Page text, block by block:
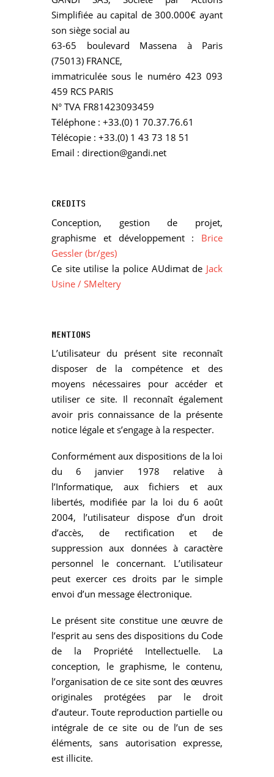
Simplifiée au capital de 300.000€ ayant
son siège social au
63-65 boulevard Massena à Paris
(75013) FRANCE,
immatriculée sous le numéro 423 093
459 RCS PARIS
N° TVA FR81423093459
Téléphone : +33.(0) 1 70.37.76.61
Télécopie : +33.(0) 1 43 73 18 51
Email : direction@gandi.net
CREDITS
Conception, gestion de projet,
graphisme et développement : Brice
Gessler (br/ges)
Ce site utilise la police AUdimat de Jack
Usine / SMeltery
MENTIONS
L’utilisateur du présent site reconnaît
disposer de la compétence et des
moyens nécessaires pour accéder et
utiliser ce site. Il reconnaît également
avoir pris connaissance de la présente
notice légale et s’engage à la respecter.
Conformément aux dispositions de la loi
du 6 janvier 1978 relative à
l’Informatique, aux fichiers et aux
libertés, modifiée par la loi du 6 août
2004, l’utilisateur dispose d’un droit
d’accès, de rectification et de
suppression aux données à caractère
personnel le concernant. L’utilisateur
peut exercer ces droits par le simple
envoi d’un message électronique.
Le présent site constitue une œuvre de
l’esprit au sens des dispositions du Code
de la Propriété Intellectuelle. La
conception, le graphisme, le contenu,
l’organisation de ce site sont des œuvres
originales protégées par le droit
d’auteur. Toute reproduction partielle ou
intégrale de ce site ou de l’un de ses
éléments, sans autorisation expresse,
est illicite.